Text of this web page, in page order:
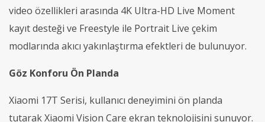
video özellikleri arasında 4K Ultra-HD Live Moment
kayıt desteği ve Freestyle ile Portrait Live çekim
modlarında akıcı yakınlaştırma efektleri de bulunuyor.
Göz Konforu Ön Planda
Xiaomi 17T Serisi, kullanıcı deneyimini ön planda
tutarak Xiaomi Vision Care ekran teknolojisini sunuyor.